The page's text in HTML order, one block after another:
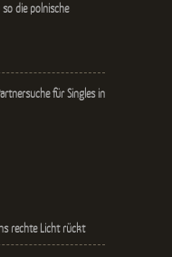
die polnische
für Singles in
rechte Licht rückt